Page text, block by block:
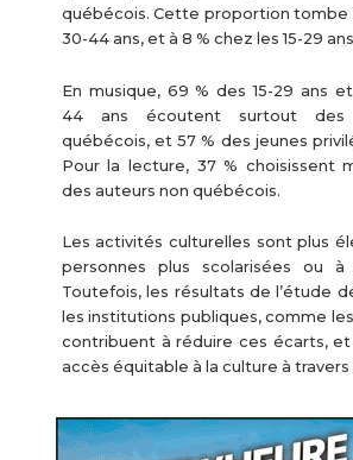
québécois. Cette proportion tombe
30-44 ans, et à 8 % chez les 15-29
En musique, 69 % des 15-29 ans
44 ans écoutent surtout des
québécois, et 57 % des jeunes
Pour la lecture, 37 % choisissent
des auteurs non québécois.
Les activités culturelles sont plus
personnes plus scolarisées ou à
Toutefois, les résultats de l’étude
les institutions publiques, comme
contribuent à réduire ces écarts, et
accès équitable à la culture à travers